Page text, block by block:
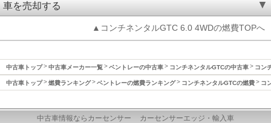
車を売却する
▲コンチネンタルGTC 6.0 4WDの燃費TOPへ
中古車トップ 中古車メーカー一覧 ベントレーの中古車 コンチネンタルGTCの中古車 コン
中古車トップ 燃費ランキング ベントレーの燃費ランキング コンチネンタルGTCの燃費 コ
中古車情報ならカーセンサー
カーセンサーエッジ・輸入車